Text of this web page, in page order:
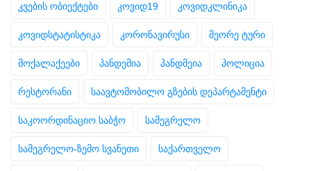
კვების ობიექტები კოვიდ19 კოვიდკლინიკა
კოვიდსტატისტიკა კორონავირუსი მეორე ტური
მოქალაქეები პანდემია პანდმეია პოლიცია
რესტორანი საავტომობილო გზების დეპარტამენტი
საკოორდინაციო საბჭო სამეგრელო
სამეგრელო-ზემო სვანეთი საქართველო